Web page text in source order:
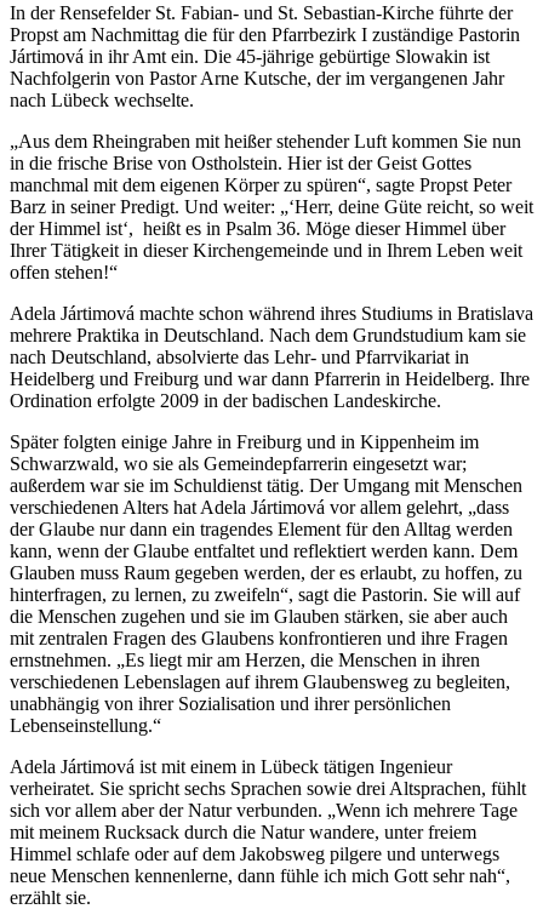
In der Rensefelder St. Fabian- und St. Sebastian-Kirche führte der
Propst am Nachmittag die für den Pfarrbezirk I zuständige Pastorin
Jártimová in ihr Amt ein. Die 45-jährige gebürtige Slowakin ist
Nachfolgerin von Pastor Arne Kutsche, der im vergangenen Jahr
nach Lübeck wechselte.
„Aus dem Rheingraben mit heißer stehender Luft kommen Sie nun
in die frische Brise von Ostholstein. Hier ist der Geist Gottes
manchmal mit dem eigenen Körper zu spüren“, sagte Propst Peter
Barz in seiner Predigt. Und weiter: „‘Herr, deine Güte reicht, so weit
der Himmel ist‘, heißt es in Psalm 36. Möge dieser Himmel über
Ihrer Tätigkeit in dieser Kirchengemeinde und in Ihrem Leben weit
offen stehen!“
Adela Jártimová machte schon während ihres Studiums in Bratislava
mehrere Praktika in Deutschland. Nach dem Grundstudium kam sie
nach Deutschland, absolvierte das Lehr- und Pfarrvikariat in
Heidelberg und Freiburg und war dann Pfarrerin in Heidelberg. Ihre
Ordination erfolgte 2009 in der badischen Landeskirche.
Später folgten einige Jahre in Freiburg und in Kippenheim im
Schwarzwald, wo sie als Gemeindepfarrerin eingesetzt war;
außerdem war sie im Schuldienst tätig. Der Umgang mit Menschen
verschiedenen Alters hat Adela Jártimová vor allem gelehrt, „dass
der Glaube nur dann ein tragendes Element für den Alltag werden
kann, wenn der Glaube entfaltet und reflektiert werden kann. Dem
Glauben muss Raum gegeben werden, der es erlaubt, zu hoffen, zu
hinterfragen, zu lernen, zu zweifeln“, sagt die Pastorin. Sie will auf
die Menschen zugehen und sie im Glauben stärken, sie aber auch
mit zentralen Fragen des Glaubens konfrontieren und ihre Fragen
ernstnehmen. „Es liegt mir am Herzen, die Menschen in ihren
verschiedenen Lebenslagen auf ihrem Glaubensweg zu begleiten,
unabhängig von ihrer Sozialisation und ihrer persönlichen
Lebenseinstellung.“
Adela Jártimová ist mit einem in Lübeck tätigen Ingenieur
verheiratet. Sie spricht sechs Sprachen sowie drei Altsprachen, fühlt
sich vor allem aber der Natur verbunden. „Wenn ich mehrere Tage
mit meinem Rucksack durch die Natur wandere, unter freiem
Himmel schlafe oder auf dem Jakobsweg pilgere und unterwegs
neue Menschen kennenlerne, dann fühle ich mich Gott sehr nah“,
erzählt sie.